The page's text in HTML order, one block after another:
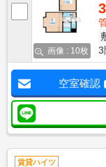
画像 : 10枚
3
空室確認
賃貸ハイツ